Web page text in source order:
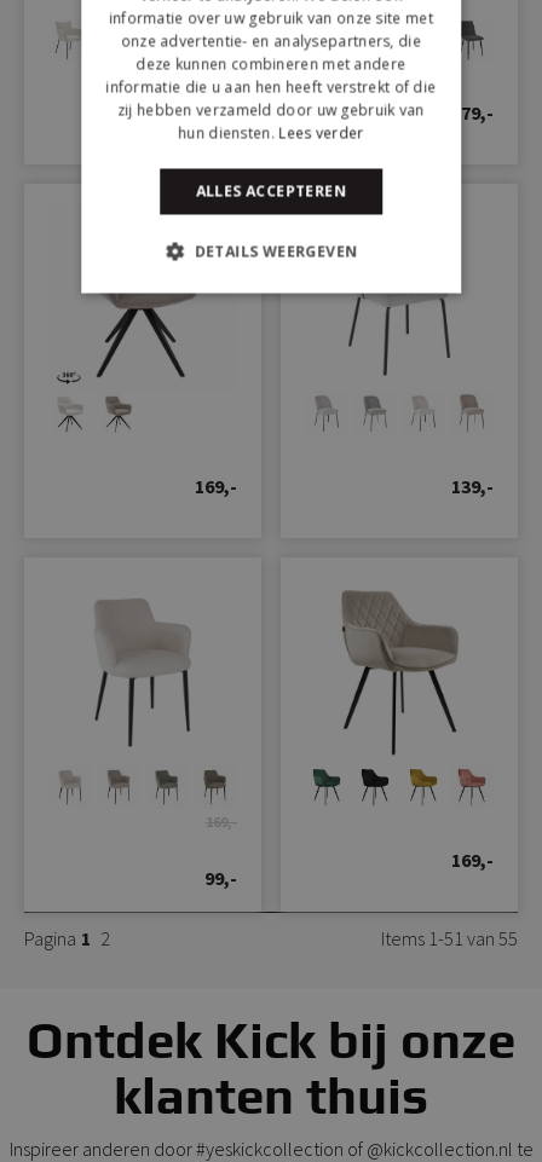
199,-
139,-
79,-
169,- 139,-
169,-
99,-
169,-
Pagina 1 2 Items 1-51 van 55
Ontdek Kick bij onze
klanten thuis
Inspireer anderen door #yeskickcollection of @kickcollection.nl te
informatie over uw gebruik van onze site met
onze advertentie- en analysepartners, die
deze kunnen combineren met andere
informatie die u aan hen heeft verstrekt of die
zij hebben verzameld door uw gebruik van
hun diensten. Lees verder
ALLES ACCEPTEREN
DETAILS WEERGEVEN